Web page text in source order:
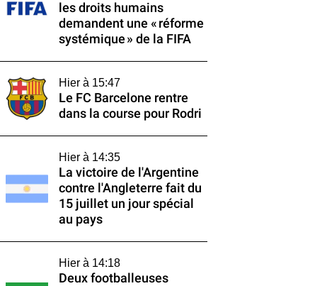
les droits humains
demandent une « réforme
systémique » de la FIFA
Hier à 15:47
Le FC Barcelone rentre
dans la course pour Rodri
Hier à 14:35
La victoire de l'Argentine
contre l'Angleterre fait du
15 juillet un jour spécial
au pays
Hier à 14:18
Deux footballeuses